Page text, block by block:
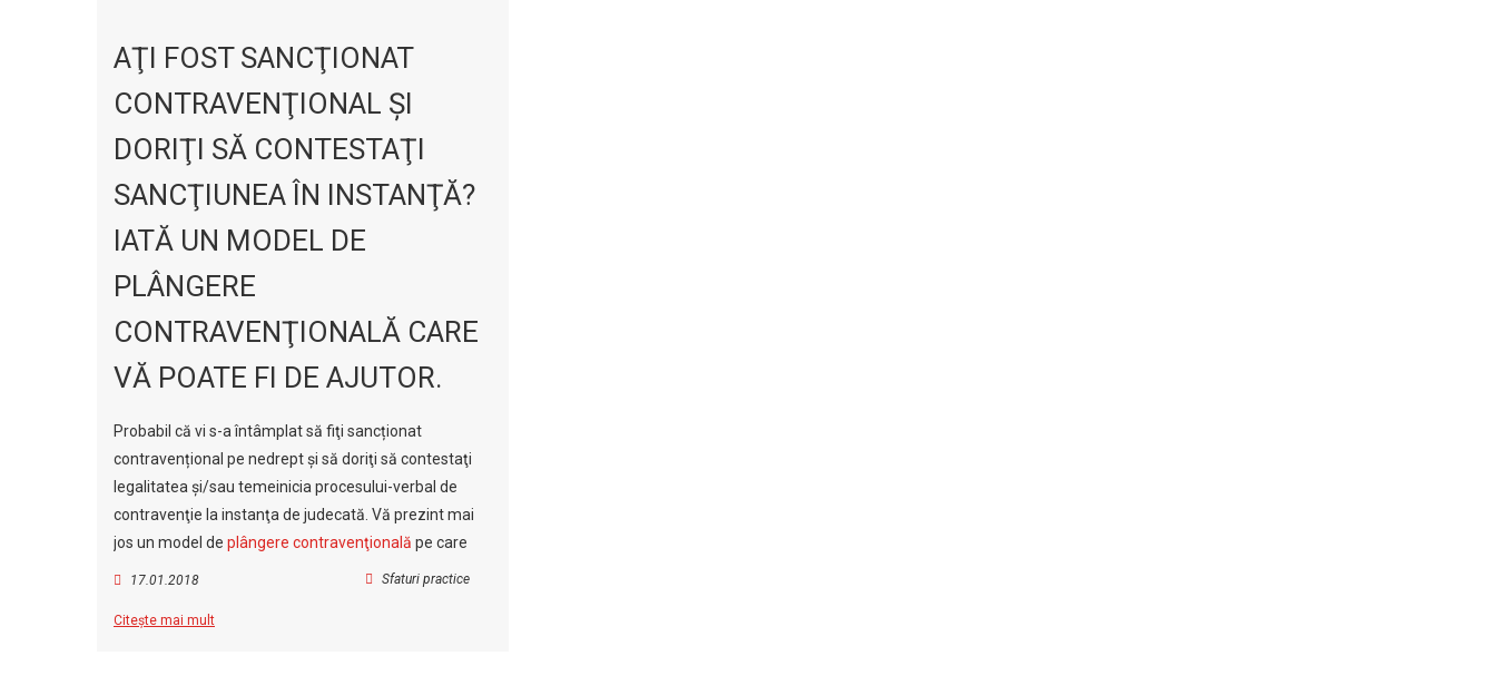
AŢI FOST SANCŢIONAT
CONTRAVENŢIONAL ŞI
DORIŢI SĂ CONTESTAŢI
SANCŢIUNEA ÎN INSTANŢĂ?
IATĂ UN MODEL DE
PLÂNGERE
CONTRAVENŢIONALĂ CARE
VĂ POATE FI DE AJUTOR.
Probabil că vi s-a întâmplat să fiţi sancționat
contravențional pe nedrept şi să doriţi să contestaţi
legalitatea şi/sau temeinicia procesului-verbal de
contravenţie la instanţa de judecată. Vă prezint mai
jos un model de plângere contravenţională pe care
17.01.2018 Sfaturi practice
Citește mai mult